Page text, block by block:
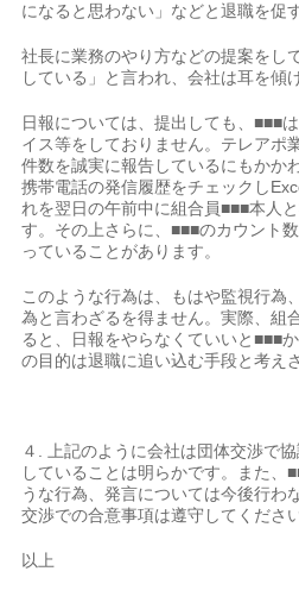
になると思わない」などと退職を促
社長に業務のやり方などの提案をし
している」と言われ、会社は耳を傾
日報については、提出しても、■■■
イス等をしておりません。テレアポ
件数を誠実に報告しているにもかか
携帯電話の発信履歴をチェックし
れを翌日の午前中に組合員■■■本人
す。その上さらに、■■■のカウント
っていることがあります。
このような行為は、もはや監視行為
為と言わざるを得ません。実際、組
ると、日報をやらなくていいと■■■
の目的は退職に追い込む手段と考え
４. 上記のように会社は団体交渉で
していることは明らかです。また、
うな行為、発言については今後行わ
交渉での合意事項は遵守してください
以上